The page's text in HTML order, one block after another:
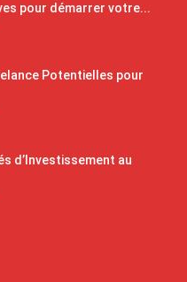
pour démarrer votre...
Potentielles pour
d’Investissement au